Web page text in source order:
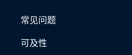
常见问题
可及性